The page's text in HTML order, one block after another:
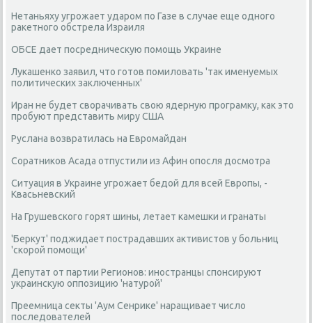
Нетаньяху угрожает ударом по Газе в случае еще одного
ракетного обстрела Израиля
ОБСЕ дает посредническую помощь Украине
Лукашенко заявил, что готов помиловать 'так именуемых
политических заключенных'
Иран не будет сворачивать свою ядерную програмку, как это
пробуют представить миру США
Руслана возвратилась на Евромайдан
Соратников Асада отпустили из Афин опосля досмотра
Ситуация в Украине угрожает бедой для всей Европы, -
Квасьневский
На Грушевского горят шины, летает камешки и гранаты
'Беркут' поджидает пострадавших активистов у больниц
'скорой помощи'
Депутат от партии Регионов: иностранцы спонсируют
украинскую оппозицию 'натурой'
Преемница секты 'Аум Сенрике' наращивает число
последователей